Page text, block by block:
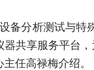
备分析测试与
共享服务平台
任高禄梅介绍。